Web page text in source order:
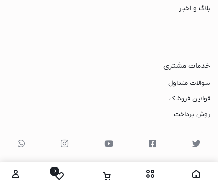
بلاگ و اخبار
خدمات مشتری
سوالات متداول
قوانین فروشک
روش پرداخت
0